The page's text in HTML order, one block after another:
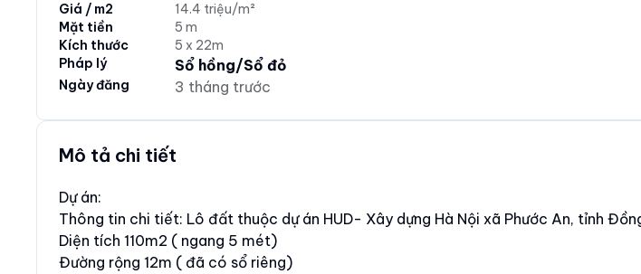
Giá / m2
14.4 triệu/m²
Mặt tiền
5 m
Kích thước
5 x 22m
Pháp lý
Sổ hồng/Sổ đỏ
Ngày đăng 3 tháng trước
Mô tả chi tiết
Dự án:
Thông tin chi tiết: Lô đất thuộc dự án HUD- Xây dựng Hà Nội xã Phước An, tỉnh
Diện tích 110m2 ( ngang 5 mét)
Đường rộng 12m ( đã có sổ riêng)